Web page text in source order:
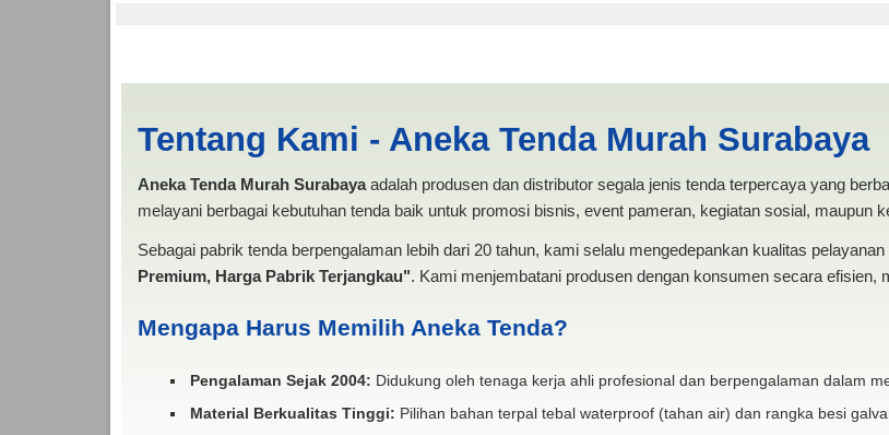
Tentang Kami - Aneka Tenda Murah Surabaya
Aneka Tenda Murah Surabayaadalah produsen dan distributor segala jenis tenda terpercaya yang
melayani berbagai kebutuhan tenda baik untuk promosi bisnis, event pameran, kegiatan sosial, maupun
Sebagai pabrik tenda berpengalaman lebih dari 20 tahun, kami selalu mengedepankan kualitas
Premium, Harga Pabrik Terjangkau". Kami menjembatani produsen dengan konsumen secara
Mengapa Harus Memilih Aneka Tenda?
Pengalaman Sejak 2004: Didukung oleh tenaga kerja ahli profesional dan berpengalaman dalam
Material Berkualitas Tinggi: Pilihan bahan terpal tebal waterproof (tahan air) dan rangka besi